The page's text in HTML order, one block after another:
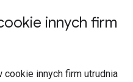
innych firm
innych firm utrudnia